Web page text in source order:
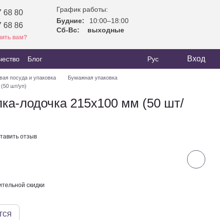
68 80
68 86
вам?
График работы:
Будние:
10:00–18:00
Сб-Вс:
выходные
Блог Рус Вход
посуда и упаковка
Бумажная упаковка
(50 шт/уп)
лодочка 215х100 мм (50 шт/
отзыв
скидки